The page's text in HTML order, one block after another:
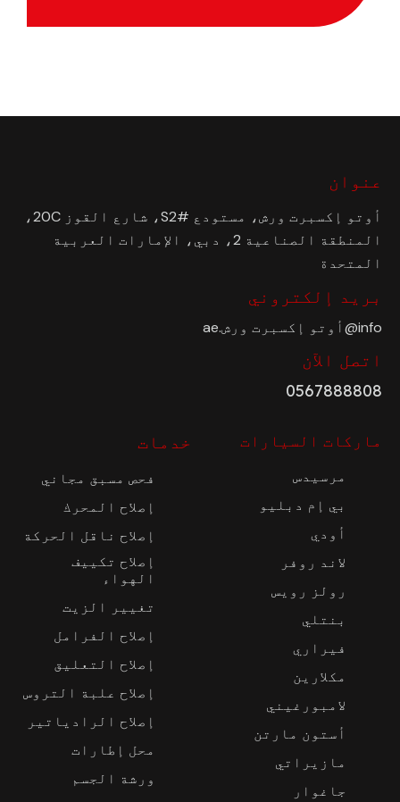
عنوان
أوتو إكسبرت ورش، مستودع #S2، شارع القوز 20C،
المنطقة الصناعية 2، دبي، الإمارات العربية
المتحدة
بريد إلكتروني
info@أوتو إكسبرت ورش.ae
اتصل الآن
0567888808
ماركات السيارات
مرسيدس
بي إم دبليو
أودي
لاند روفر
رولز رويس
بنتلي
فيراري
مكلارين
لامبورغيني
أستون مارتن
مازيراتي
جاغوار
خدمات
فحص مسبق مجاني
إصلاح المحرك
إصلاح ناقل الحركة
إصلاح تكييف
الهواء
تغيير الزيت
إصلاح الفرامل
إصلاح التعليق
إصلاح علبة التروس
إصلاح الرادياتير
محل إطارات
ورشة الجسم